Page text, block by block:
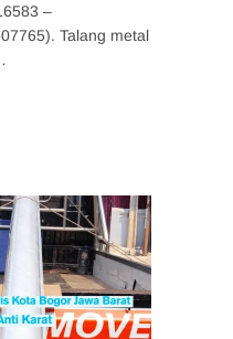
–
Talang metal